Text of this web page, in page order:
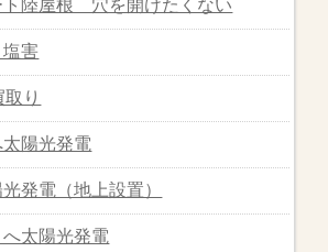
ト陸屋根 穴を開けたくない
害
り
陽光発電
発電（地上設置）
太陽光発電